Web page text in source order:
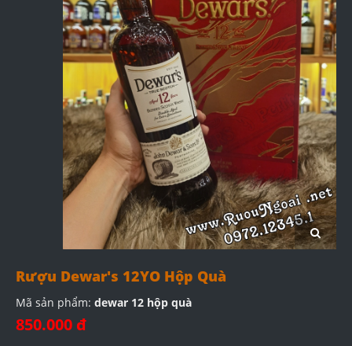
Rượu Dewar's 12YO Hộp Quà
Mã sản phẩm: dewar 12 hộp quà
850.000 đ